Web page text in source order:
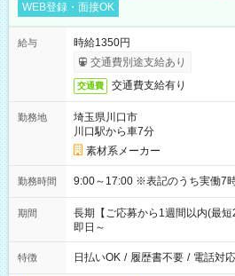
WEB登録・面接OK
給与
時給1350円
交通費別途支給あり
交通費 交通費支給有り
勤務地
埼玉県川口市
川口駅から車7分
素材系メーカー
勤務時間 9:00～17:00 ※表記のうち実
期間
長期【ご応募から1週間以内(最短
即日～
特徴 日払いOK / 履歴書不要 / 電話対